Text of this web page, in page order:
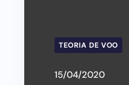
TEORIA DE VOO
15/04/2020